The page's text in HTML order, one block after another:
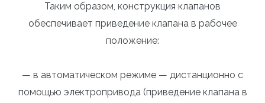
Таким образом, конструкция клапанов
обеспечивает приведение клапана в рабочее
положение:
— в автоматическом режиме — дистанционно с
помощью электропривода (приведение клапана в